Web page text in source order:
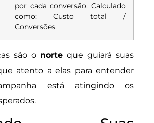
por cada conversão. Calculado
como: Custo total /
Conversões.
são o norte que guiará suas
atento a elas para entender
está atingindo os